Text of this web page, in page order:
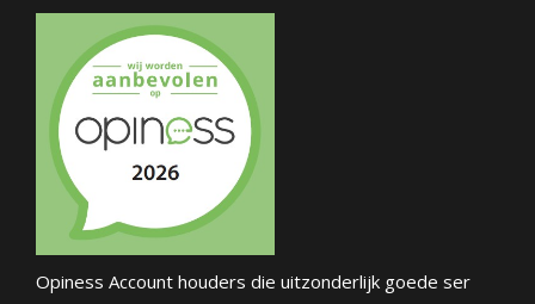
Opiness Account houders die uitzonderlijk goede ser